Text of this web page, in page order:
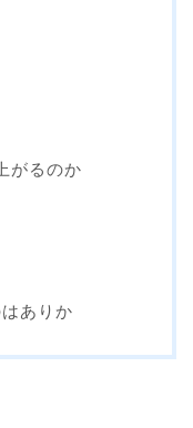
がるのか
ありか